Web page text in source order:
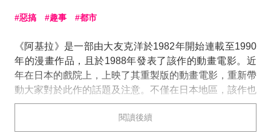
惡搞 趣事 都市
《阿基拉》是一部由大友克洋於1982年開始連載至1990
年的漫畫作品，且於1988年發表了該作的動畫電影。近
年在日本的戲院上，上映了其重製版的動畫電影，重新帶
動大家對於此作的話題及注意。不僅在日本地區，該作也
廣受全球粉絲的熱烈愛戴。
作品中主角金田和其友鐵雄間的友誼發展，以及充滿魅力
的故事情節，都讓此作有著極高的聲譽。不僅如此，此作
閱讀後續